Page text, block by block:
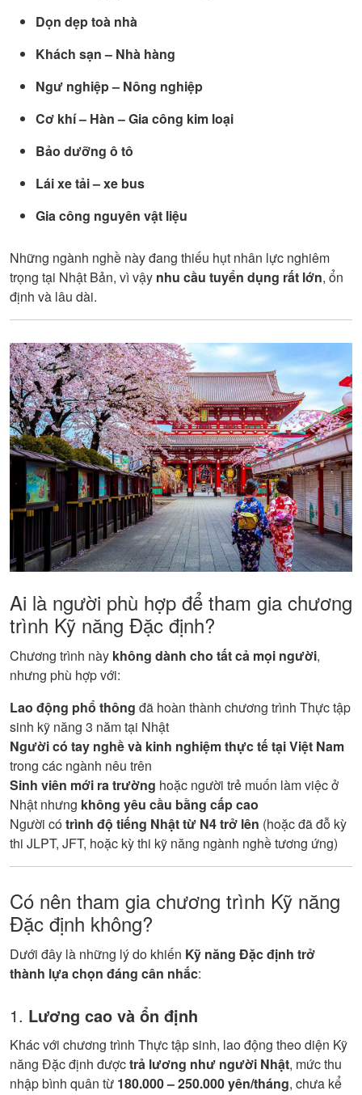
Dọn dẹp toà nhà
Khách sạn – Nhà hàng
Ngư nghiệp – Nông nghiệp
Cơ khí – Hàn – Gia công kim loại
Bảo dưỡng ô tô
Lái xe tải – xe bus
Gia công nguyên vật liệu
Những ngành nghề này đang thiếu hụt nhân lực nghiêm
trọng tại Nhật Bản, vì vậy nhu cầu tuyển dụng rất lớn, ổn
định và lâu dài.
Ai là người phù hợp để tham gia chương
trình Kỹ năng Đặc định?
Chương trình này không dành cho tất cả mọi người,
nhưng phù hợp với:
Lao động phổ thông đã hoàn thành chương trình Thực tập
sinh kỹ năng 3 năm tại Nhật
Người có tay nghề và kinh nghiệm thực tế tại Việt Nam
trong các ngành nêu trên
Sinh viên mới ra trường hoặc người trẻ muốn làm việc ở
Nhật nhưng không yêu cầu bằng cấp cao
Người cótrình độ tiếng Nhật từ N4 trở lên (hoặc đã đỗ kỳ
thi JLPT, JFT, hoặc kỳ thi kỹ năng ngành nghề tương ứng)
Có nên tham gia chương trình Kỹ năng
Đặc định không?
Dưới đây là những lý do khiến Kỹ năng Đặc định trở
thành lựa chọn đáng cân nhắc:
1. Lương cao và ổn định
Khác với chương trình Thực tập sinh, lao động theo diện Kỹ
năng Đặc định đượctrả lương như người Nhật, mức thu
nhập bình quân từ 180.000 – 250.000 yên/tháng, chưa kể